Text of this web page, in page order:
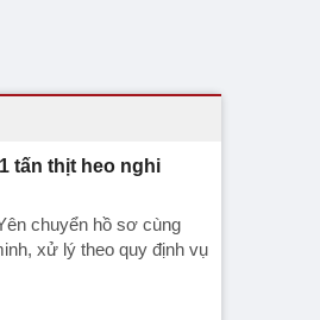
tấn thịt heo nghi
chuyển hồ sơ cùng
xử lý theo quy định vụ